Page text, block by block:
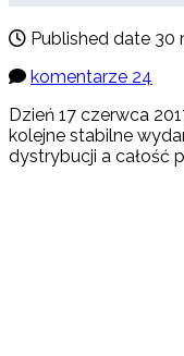
Published date 30
komentarze 24
Dzień 17 czerwca
kolejne stabilne
dystrybucji a całość